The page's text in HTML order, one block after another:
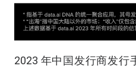
2023 年中国发行商发行